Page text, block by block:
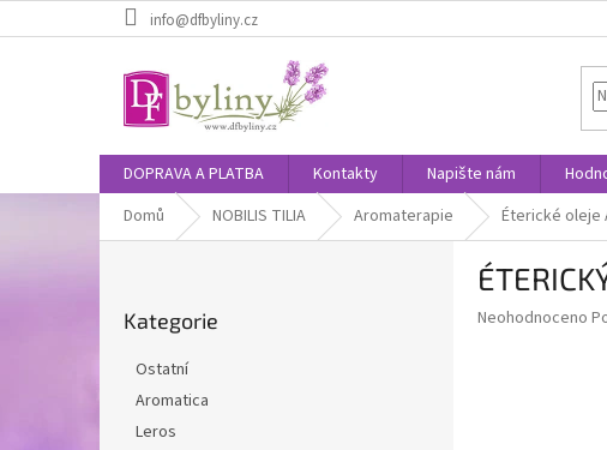
na
info@dfbyliny.cz
DOPRAVA A PLATBA Kontakty Napište nám
Domů
NOBILIS TILIA Aromaterapie Éterické oleje
kategorie
Kategorie
Ostatní
Aromatica
Leros
Průměrné
Neohodnoceno